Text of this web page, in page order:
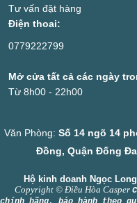
Tư vấn đặt hàng
Điện thoai:
0779222799
Mở cửa tất cả các ngày
Từ 8h00 - 22h00
Văn Phòng: Số 14 ngõ 14
Đồng, Quận Đống
Hộ kinh doanh Ngọc
Copyright © Điều Hòa Casper